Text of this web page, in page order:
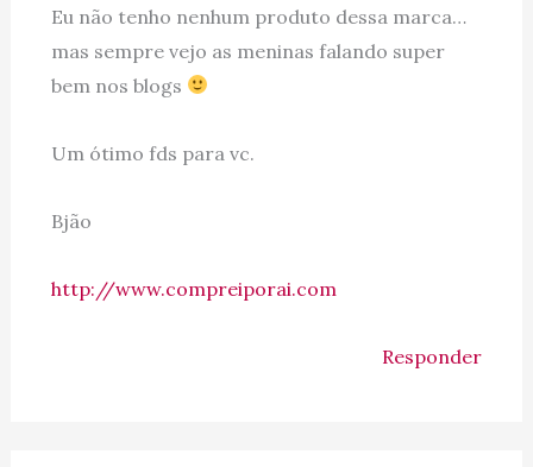
Eu não tenho nenhum produto dessa marca…
mas sempre vejo as meninas falando super
bem nos blogs
Um ótimo fds para vc.
Bjão
http://www.compreiporai.com
Responder